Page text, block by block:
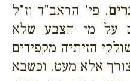
. פי' הראב"ד וז"ל
על מי הצבע שלא
הזיתיה מקפידים
אלא מעט. וכשבא